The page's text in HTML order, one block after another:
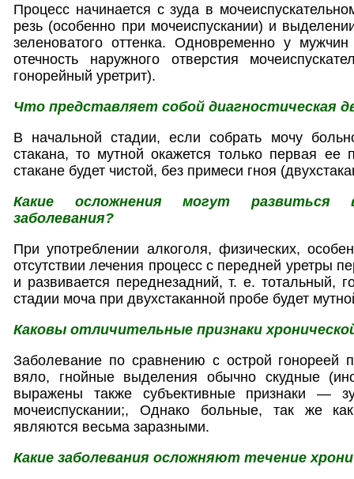
Процесс начинается с зуда в
резь (особенно при мочеиспускании) и
зеленоватого оттенка. Одновременно у
отечность наружного отверстия
гонорейный уретрит).
Что представляет собой диагностическая
В начальной стадии, если собрать мочу
стакана, то мутной окажется только первая
стакане будет чистой, без примеси гноя
Какие осложнения могут развиться
заболевания?
При употреблении алкоголя, физических,
отсутствии лечения процесс с передней уретры
и развивается переднезадний, т. е. тотальный,
стадии моча при двухстаканной пробе будет
Каковы отличительные признаки
Заболевание по сравнению с острой гонореей
вяло, гнойные выделения обычно скудные
выражены также субъективные признаки —
мочеиспускании;, Однако больные, так же
являются весьма заразными.
Какие заболевания осложняют течение